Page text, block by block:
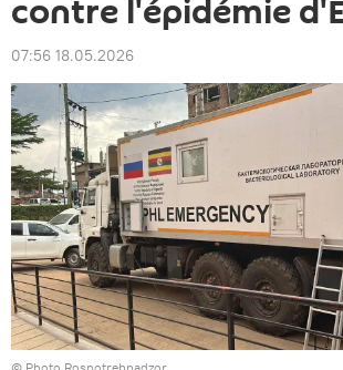
contre l'épidémie
07:56 18.05.2026